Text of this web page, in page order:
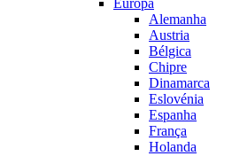
Europa
Alemanha
Austria
Bélgica
Chipre
Dinamarca
Eslovénia
Espanha
França
Holanda